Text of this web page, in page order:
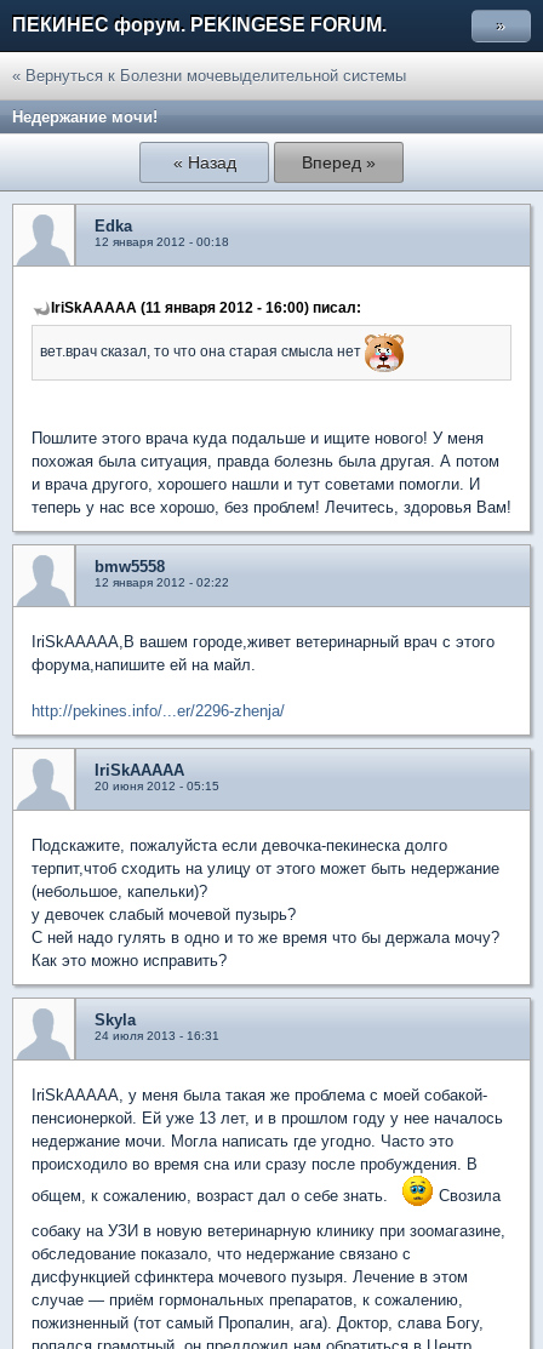
ПЕКИНЕС форум. PEKINGESE FORUM. »
« Вернуться к Болезни мочевыделительной системы
Недержание мочи!
« Назад Вперед »
Edka
12 января 2012 - 00:18
IriSkAAAAA (11 января 2012 - 16:00) писал:
вет.врач сказал, то что она старая смысла нет
Пошлите этого врача куда подальше и ищите нового! У меня
похожая была ситуация, правда болезнь была другая. А потом
и врача другого, хорошего нашли и тут советами помогли. И
теперь у нас все хорошо, без проблем! Лечитесь, здоровья Вам!
bmw5558
12 января 2012 - 02:22
IriSkAAAAA,В вашем городе,живет ветеринарный врач с этого
форума,напишите ей на майл.
http://pekines.info/...er/2296-zhenja/
IriSkAAAAA
20 июня 2012 - 05:15
Подскажите, пожалуйста если девочка-пекинеска долго
терпит,чтоб сходить на улицу от этого может быть недержание
(небольшое, капельки)?
у девочек слабый мочевой пузырь?
С ней надо гулять в одно и то же время что бы держала мочу?
Как это можно исправить?
Skyla
24 июля 2013 - 16:31
IriSkAAAAA, у меня была такая же проблема с моей собакой-
пенсионеркой. Ей уже 13 лет, и в прошлом году у нее началось
недержание мочи. Могла написать где угодно. Часто это
происходило во время сна или сразу после пробуждения. В
общем, к сожалению, возраст дал о себе знать.
Свозила
собаку на УЗИ в новую ветеринарную клинику при зоомагазине,
обследование показало, что недержание связано с
дисфункцией сфинктера мочевого пузыря. Лечение в этом
случае — приём гормональных препаратов, к сожалению,
пожизненный (тот самый Пропалин, ага). Доктор, слава Богу,